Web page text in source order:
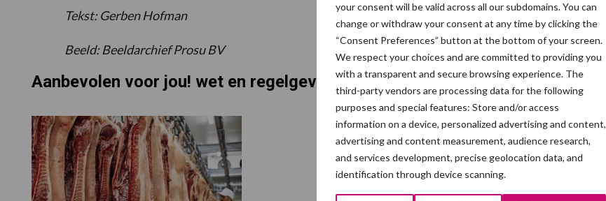
your consent will be valid across all our subdomains. You can
change or withdraw your consent at any time by clicking the
“Consent Preferences” button at the bottom of your screen.
We respect your choices and are committed to providing you
with a transparent and secure browsing experience. The
third-party vendors are processing data for the following
purposes and special features: Store and/or access
information on a device, personalized advertising and content,
advertising and content measurement, audience research,
and services development, precise geolocation data, and
identification through device scanning.
Tekst: Gerben Hofman
Beeld: Beeldarchief Prosu BV
Aanbevolen voor jou! wet en regelgeving